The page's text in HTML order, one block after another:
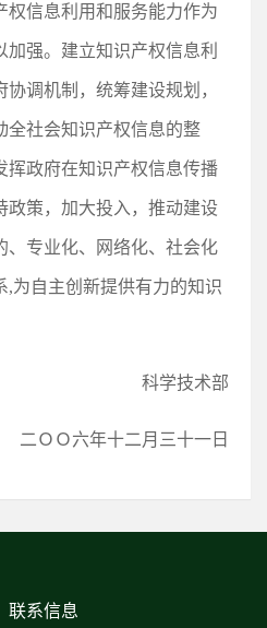
权信息利用和服务能力作为
强。建立知识产权信息利
调机制，统筹建设规划，
全社会知识产权信息的整
挥政府在知识产权信息传播
政策，加大投入，推动建设
、专业化、网络化、社会化
,为自主创新提供有力的知识
科学技术部
二ＯＯ六年十二月三十一日
联系信息